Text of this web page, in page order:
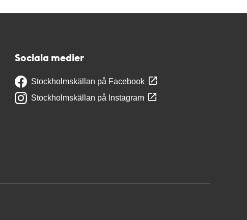
Sociala medier
Stockholmskällan på Facebook
Stockholmskällan på Instagram